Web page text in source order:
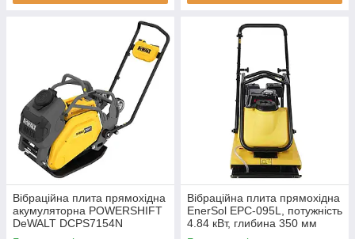
Вібраційна плита прямохідна
акумуляторна POWERSHIFT
DeWALT DCPS7154N
безщітковий двигун 20° нахил
Вібраційна плита прямохідна
EnerSol EPC-095L, потужність
4.84 кВт, глибина 350 мм